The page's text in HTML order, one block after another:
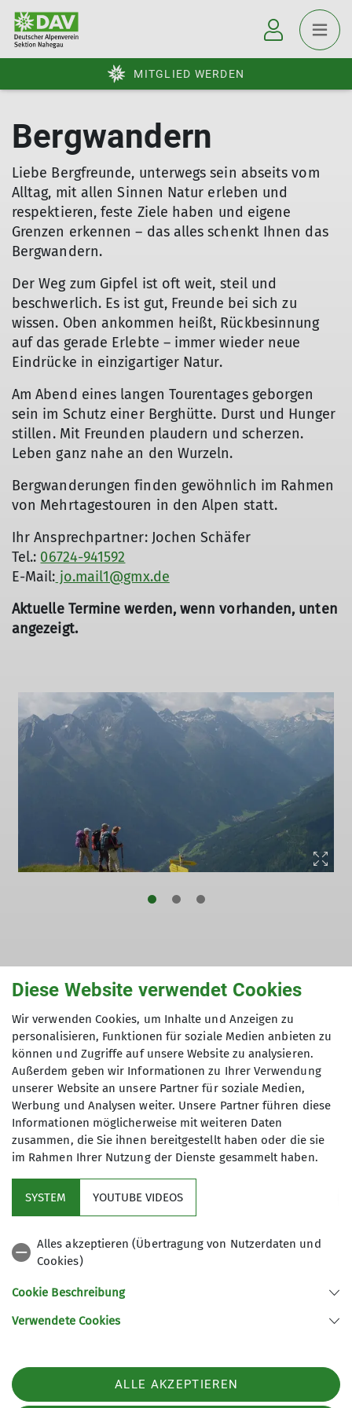
MITGLIED WERDEN
Bergwandern
Liebe Bergfreunde, unterwegs sein abseits vom
Alltag, mit allen Sinnen Natur erleben und
respektieren, feste Ziele haben und eigene
Grenzen erkennen – das alles schenkt Ihnen das
Bergwandern.
Der Weg zum Gipfel ist oft weit, steil und
beschwerlich. Es ist gut, Freunde bei sich zu
wissen. Oben ankommen heißt, Rückbesinnung
auf das gerade Erlebte – immer wieder neue
Eindrücke in einzigartiger Natur.
Am Abend eines langen Tourentages geborgen
sein im Schutz einer Berghütte. Durst und Hunger
stillen. Mit Freunden plaudern und scherzen.
Leben ganz nahe an den Wurzeln.
Bergwanderungen finden gewöhnlich im Rahmen
von Mehrtagestouren in den Alpen statt.
Ihr Ansprechpartner: Jochen Schäfer
Tel.: 06724-941592
E-Mail: jo.mail1@gmx.de
Aktuelle Termine werden, wenn vorhanden, unten
angezeigt.
Termine "Bergwandern"
Bergwandern - Hüttentour rund um Zermatt und das
Matterhorn
05.09.2026
Organisation Catrin Strauß
Details
55501 Bad Kreuznach
Telefon +4915123379397
Diese Website verwendet Cookies
Wir verwenden Cookies, um Inhalte und Anzeigen zu
personalisieren, Funktionen für soziale Medien anbieten zu
können und Zugriffe auf unsere Website zu analysieren.
Außerdem geben wir Informationen zu Ihrer Verwendung
unserer Website an unsere Partner für soziale Medien,
Werbung und Analysen weiter. Unsere Partner führen diese
Informationen möglicherweise mit weiteren Daten
zusammen, die Sie ihnen bereitgestellt haben oder die sie
im Rahmen Ihrer Nutzung der Dienste gesammelt haben.
SYSTEM YOUTUBE VIDEOS
Alles akzeptieren (Übertragung von Nutzerdaten und
Cookies)
Cookie Beschreibung
Verwendete Cookies
ALLE AKZEPTIEREN